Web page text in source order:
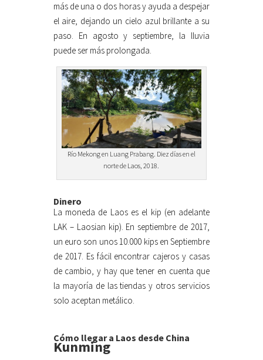
más de una o dos horas y ayuda a despejar
el aire, dejando un cielo azul brillante a su
paso. En agosto y septiembre, la lluvia
puede ser más prolongada.
Río Mekong en Luang Prabang. Diez días en el
norte de Laos, 2018.
Dinero
La moneda de Laos es el kip (en adelante
LAK – Laosian kip). En septiembre de 2017,
un euro son unos 10.000 kips en Septiembre
de 2017. Es fácil encontrar cajeros y casas
de cambio, y hay que tener en cuenta que
la mayoría de las tiendas y otros servicios
solo aceptan metálico.
Cómo llegar a Laos desde China
Kunming